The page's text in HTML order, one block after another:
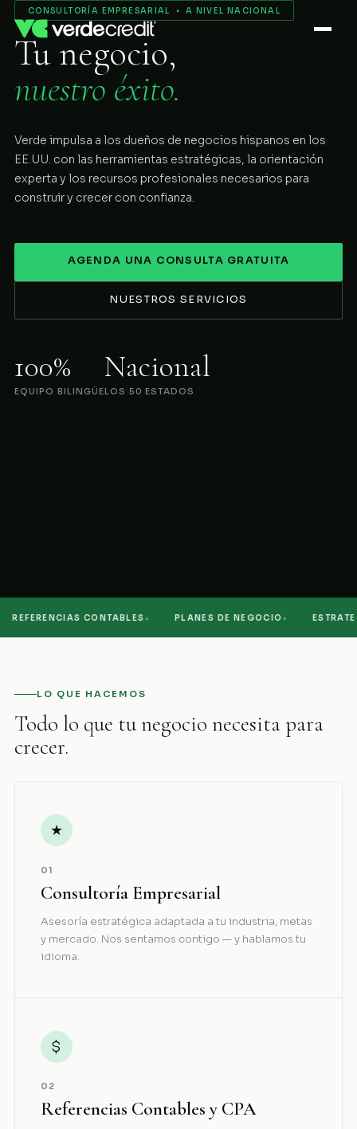
Servicios
Nosotros
Proceso
COMENZAR
CONSULTORÍA EMPRESARIAL • A NIVEL NACIONAL
Tu negocio,
nuestro éxito.
Verde impulsa a los dueños de negocios hispanos en los
EE.UU. con las herramientas estratégicas, la orientación
experta y los recursos profesionales necesarios para
construir y crecer con confianza.
AGENDA UNA CONSULTA GRATUITA
NUESTROS SERVICIOS
100%
EQUIPO BILINGÜE
Nacional
LOS 50 ESTADOS
CONTABLES· PLANES DE NEGOCIO·
LO QUE HACEMOS
Todo lo que tu negocio necesita para
crecer.
★
01
Consultoría Empresarial
Asesoría estratégica adaptada a tu industria, metas
y mercado. Nos sentamos contigo — y hablamos tu
idioma.
$
02
Referencias Contables y CPA